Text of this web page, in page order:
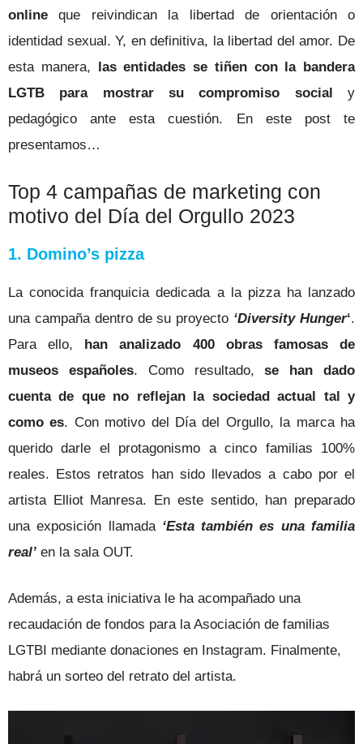
online que reivindican la libertad de orientación o
identidad sexual. Y, en definitiva, la libertad del amor. De
esta manera, las entidades se tiñen con la bandera
LGTB para mostrar su compromiso social
y
pedagógico ante esta cuestión. En este post te
presentamos…
Top 4 campañas de marketing con
motivo del Día del Orgullo 2023
1. Domino’s pizza
La conocida franquicia dedicada a la pizza ha lanzado
una campaña dentro de su proyecto ‘Diversity Hunger‘.
Para ello, han analizado 400 obras famosas de
museos españoles. Como resultado, se han dado
cuenta de que no reflejan la sociedad actual tal y
como es. Con motivo del Día del Orgullo, la marca ha
querido darle el protagonismo a cinco familias 100%
reales. Estos retratos han sido llevados a cabo por el
artista Elliot Manresa. En este sentido, han preparado
una exposición llamada ‘Esta también es una familia
real’ en la sala OUT.
Además, a esta iniciativa le ha acompañado una
recaudación de fondos para la Asociación de familias
LGTBI mediante donaciones en Instagram. Finalmente,
habrá un sorteo del retrato del artista.